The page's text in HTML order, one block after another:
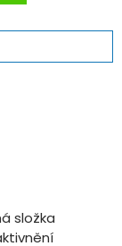
složka